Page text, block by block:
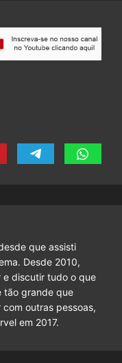
que assisti
Desde 2010,
e discutir tudo o que
tão grande que
outras pessoas,
em 2017.